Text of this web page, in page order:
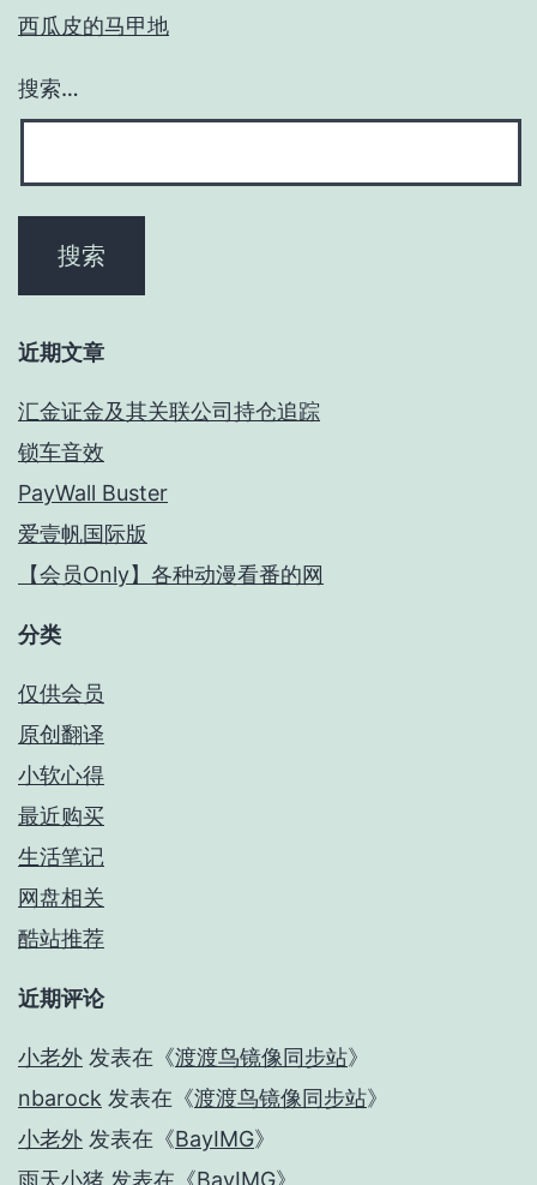
西瓜皮的马甲地
搜索…
近期文章
汇金证金及其关联公司持仓追踪
锁车音效
PayWall Buster
爱壹帆国际版
【会员Only】各种动漫看番的网
分类
仅供会员
原创翻译
小软心得
最近购买
生活笔记
网盘相关
酷站推荐
近期评论
小老外 发表在《渡渡鸟镜像同步站》
nbarock 发表在《渡渡鸟镜像同步站》
小老外 发表在《BayIMG》
雨天小猪 发表在《BayIMG》